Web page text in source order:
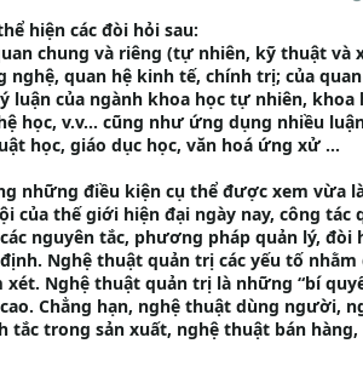
hiện các đòi hỏi sau:
chung và riêng (tự nhiên, kỹ thuật và
nghệ, quan hệ kinh tế, chính trị; của
luận của ngành khoa học tự nhiên, khoa
học, v.v... cũng như ứng dụng nhiều
học, giáo dục học, văn hoá ứng xử ...
những điều kiện cụ thể được xem vừa
của thế giới hiện đại ngày nay, công tác
nguyên tắc, phương pháp quản lý, đòi
Nghệ thuật quản trị các yếu tố nhằm
Nghệ thuật quản trị là những “bí
Chẳng hạn, nghệ thuật dùng người,
tắc trong sản xuất, nghệ thuật bán hàng,